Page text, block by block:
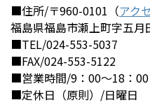
■住所/〒960-0101（アク
福島県福島市瀬上町字五月
■TEL/024-553-5037
■FAX/024-553-5122
■営業時間/9：00～18：00
■定休日（原則）/日曜日